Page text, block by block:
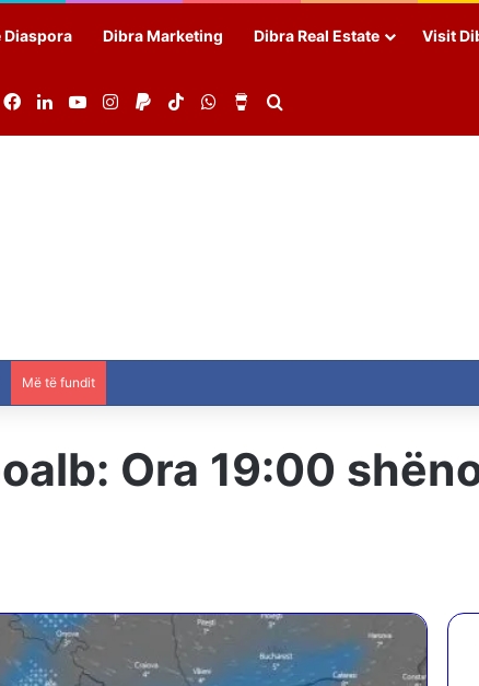
Diaspora Dibra Marketing Dibra Real Estate Visit
FacebookLinkedInYouTubeInstagram
PaypalTikTokWhatsAppBuy Me a Coffee
Më të fundit
Ora 19:00